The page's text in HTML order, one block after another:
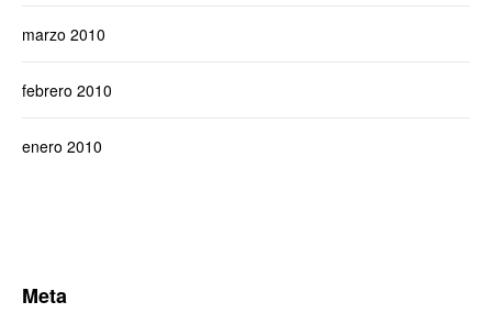
marzo 2010
febrero 2010
enero 2010
Meta